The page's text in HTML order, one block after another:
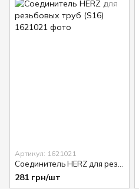
Артикул: 1621021
281 грн/шт